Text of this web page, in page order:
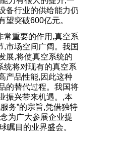
备行业的供给能力仍
望突破600亿元。
常重要的作用,真空系
,市场空间广阔。我国
展,将使真空系统的
统将对现有的真空系
产品性能,因此这种
的替代过程。我国将
振兴带来机遇。,本
务”的宗旨,凭借独特
为广大参展企业提
瞩目的业界盛会。